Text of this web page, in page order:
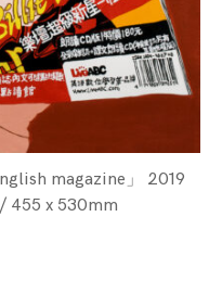
magazine」 2019
455 x 530mm